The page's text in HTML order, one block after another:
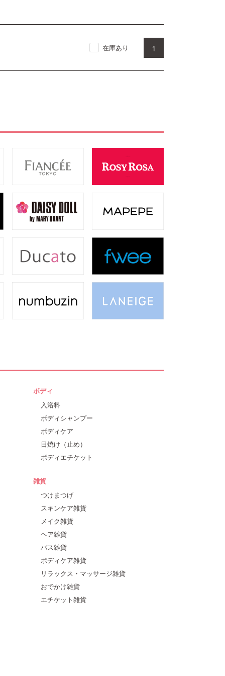
1
在庫あり
ボディ
入浴料
ボディシャンプー
ボディケア
日焼け（止め）
ボディエチケット
雑貨
つけまつげ
スキンケア雑貨
メイク雑貨
ヘア雑貨
バス雑貨
ボディケア雑貨
リラックス・マッサージ雑貨
おでかけ雑貨
エチケット雑貨